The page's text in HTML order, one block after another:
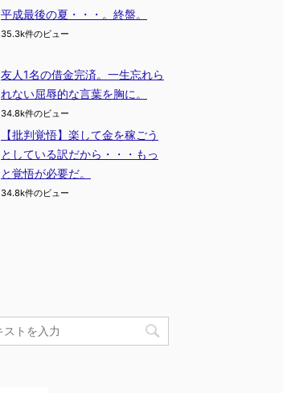
平成最後の夏・・・。終盤。
35.3k件のビュー
友人1名の借金完済。一生忘れら
れない屈辱的な言葉を胸に。
34.8k件のビュー
【批判覚悟】楽して金を稼ごう
としている訳だから・・・もっ
と覚悟が必要だ。
34.8k件のビュー